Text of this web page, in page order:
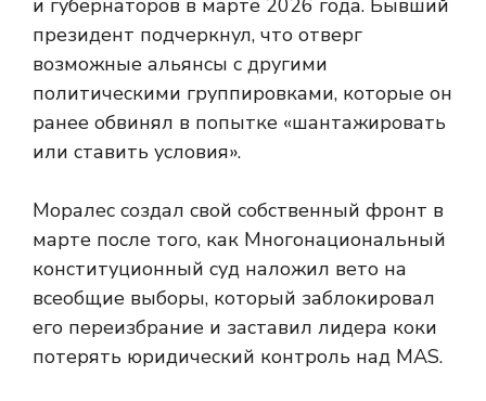
и губернаторов в марте 2026 года. Бывший
президент подчеркнул, что отверг
возможные альянсы с другими
политическими группировками, которые он
ранее обвинял в попытке «шантажировать
или ставить условия».
Моралес создал свой собственный фронт в
марте после того, как Многонациональный
конституционный суд наложил вето на
всеобщие выборы, который заблокировал
его переизбрание и заставил лидера коки
потерять юридический контроль над MAS.